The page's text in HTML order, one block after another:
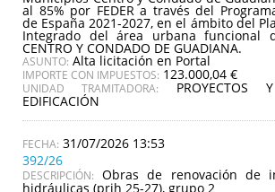
al 85% por FEDER a través del
de España 2021-2027, en el ámbito del
Integrado del área urbana funcional
CENTRO Y CONDADO DE GUADIANA.
ASUNTO: Alta licitación en Portal
IMPORTE CON IMPUESTOS: 123.000,04 €
UNIDAD TRAMITADORA:
EDIFICACIÓN
31/07/2026 13:53
392/26
DESCRIPCIÓN: Obras de renovación de
hidráulicas (prih 25-27), grupo 2